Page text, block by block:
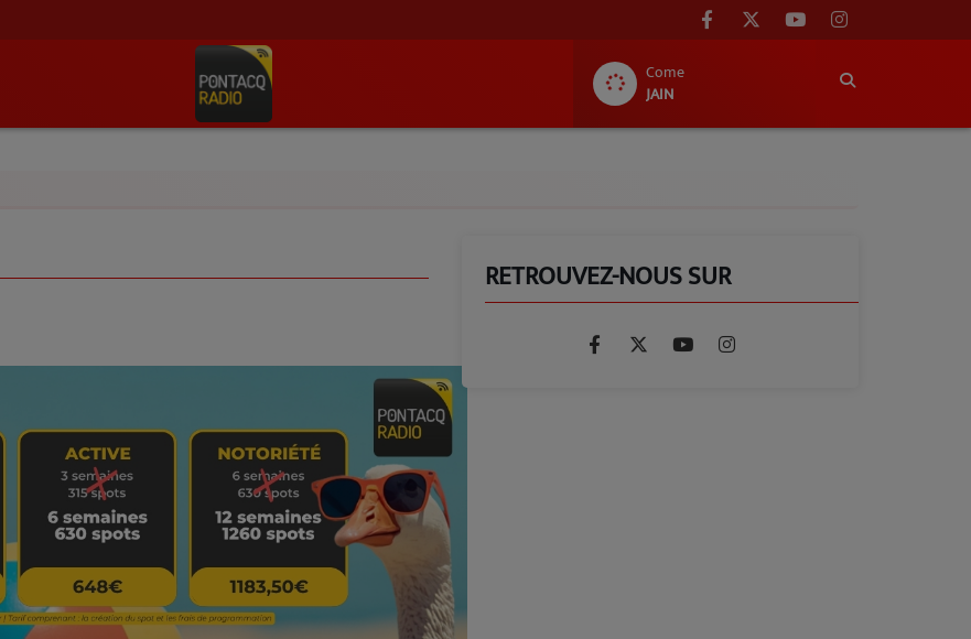
Come
JAIN
RETROUVEZ-NOUS SUR